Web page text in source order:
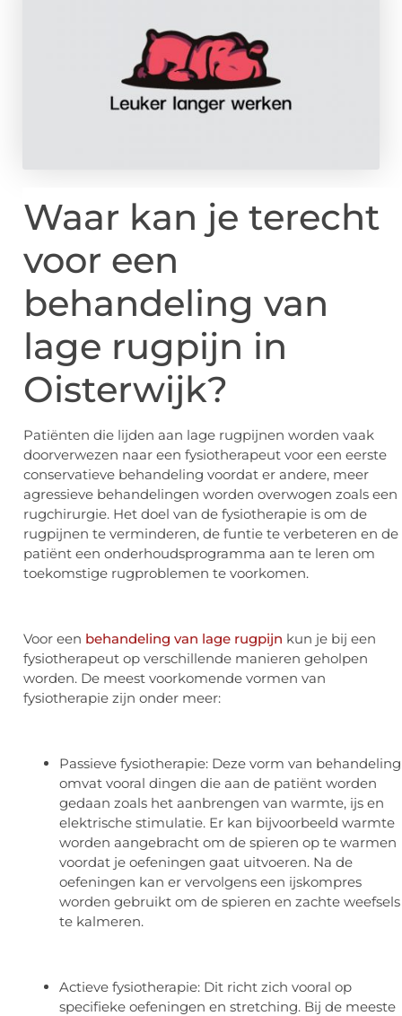
Waar kan je terecht
voor een
behandeling van
lage rugpijn in
Oisterwijk?
Patiënten die lijden aan lage rugpijnen worden vaak
doorverwezen naar een fysiotherapeut voor een eerste
conservatieve behandeling voordat er andere, meer
agressieve behandelingen worden overwogen zoals een
rugchirurgie. Het doel van de fysiotherapie is om de
rugpijnen te verminderen, de funtie te verbeteren en de
patiënt een onderhoudsprogramma aan te leren om
toekomstige rugproblemen te voorkomen.
Voor een behandeling van lage rugpijn kun je bij een
fysiotherapeut op verschillende manieren geholpen
worden. De meest voorkomende vormen van
fysiotherapie zijn onder meer:
Passieve fysiotherapie: Deze vorm van behandeling
omvat vooral dingen die aan de patiënt worden
gedaan zoals het aanbrengen van warmte, ijs en
elektrische stimulatie. Er kan bijvoorbeeld warmte
worden aangebracht om de spieren op te warmen
voordat je oefeningen gaat uitvoeren. Na de
oefeningen kan er vervolgens een ijskompres
worden gebruikt om de spieren en zachte weefsels
te kalmeren.
Actieve fysiotherapie: Dit richt zich vooral op
specifieke oefeningen en stretching. Bij de meeste